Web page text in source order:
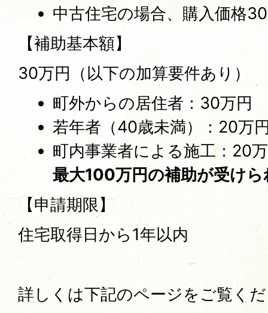
中古住宅の場合、購入価
【補助基本額】
30万円（以下の加算要件あり）
町外からの居住者：30万円
若年者（40歳未満）：20万
町内事業者による施工：20
最大100万円の補助が受け
【申請期限】
住宅取得日から1年以内
詳しくは下記のページをご覧く